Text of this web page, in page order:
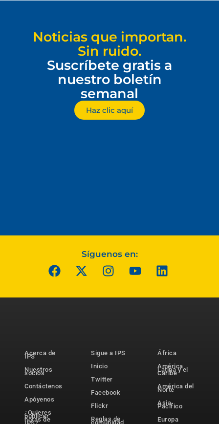
Noticias que importan.
Sin ruido.
Suscríbete gratis a
nuestro boletín
semanal
Haz clic aquí
Síguenos en:
Acerca de
IPS
Nuestros
socios
Contáctenos
Apóyenos
¿Quieres
publicar
notas de
Sigue a IPS
Inicio
Twitter
Facebook
Flickr
Reglas de
comunidad
África
América
Latina y el
Caribe
América del
Norte
Asia-
Pacífico
Europa